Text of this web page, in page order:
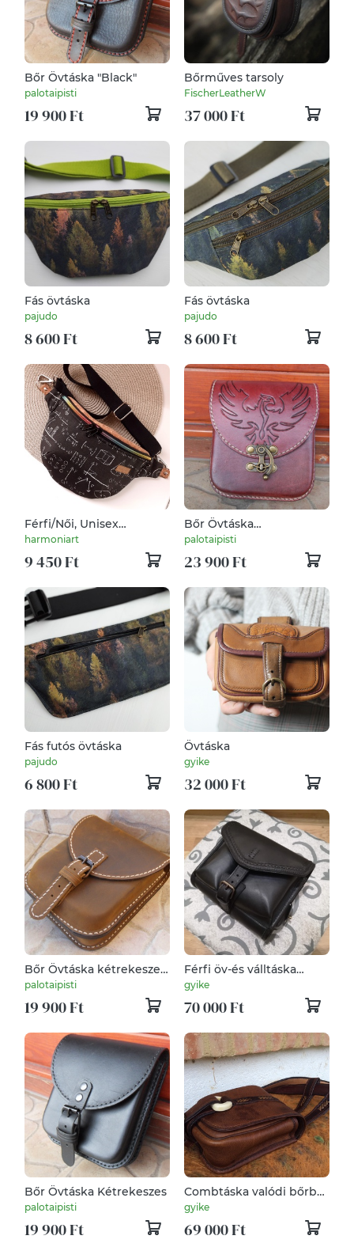
Bőr Övtáska "Black"
palotaipisti
19 900 Ft
Bőrműves tarsoly
FischerLeatherW
37 000 Ft
Fás övtáska
pajudo
8 600 Ft
Fás övtáska
pajudo
8 600 Ft
Férfi/Női, Unisex
Övtáska, Crossbody
harmoniart
9 450 Ft
Bőr Övtáska
Háromrekeszes "Sólyom"
palotaipisti
23 900 Ft
Fás futós övtáska
pajudo
6 800 Ft
Övtáska
gyike
32 000 Ft
Bőr Övtáska kétrekeszes
"Retro"
palotaipisti
19 900 Ft
Férfi öv-és válltáska
egyben
gyike
70 000 Ft
Bőr Övtáska Kétrekeszes
palotaipisti
19 900 Ft
Combtáska valódi bőrből
csontkarikás záródással
gyike
69 000 Ft